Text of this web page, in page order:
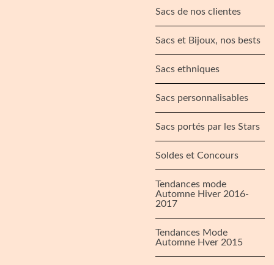
Sacs de nos clientes
Sacs et Bijoux, nos bests
Sacs ethniques
Sacs personnalisables
Sacs portés par les Stars
Soldes et Concours
Tendances mode
Automne Hiver 2016-
2017
Tendances Mode
Automne Hver 2015